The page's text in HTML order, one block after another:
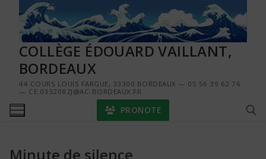
contenu
COLLÈGE ÉDOUARD VAILLANT,
BORDEAUX
44 COURS LOUIS FARGUE, 33300 BORDEAUX — 05 56 39 62 76
— CE.0332082J@AC-BORDEAUX.FR
PRONOTE
Minute de silence